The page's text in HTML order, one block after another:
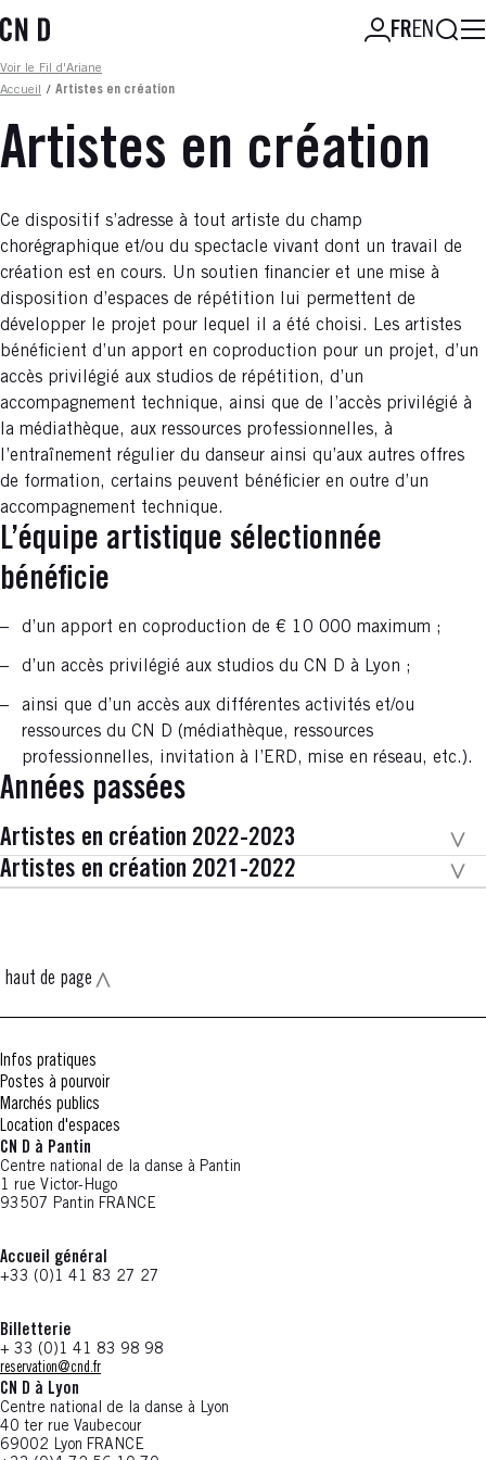
au
principal
FREN
Fil d'ariane
Voir le Fil d'Ariane
Accueil
/ Artistes en création
Artistes en création
Ce dispositif s’adresse à tout artiste du champ
chorégraphique et/ou du spectacle vivant dont un travail de
création est en cours. Un soutien financier et une mise à
disposition d’espaces de répétition lui permettent de
développer le projet pour lequel il a été choisi. Les artistes
bénéficient d’un apport en coproduction pour un projet, d’un
accès privilégié aux studios de répétition, d’un
accompagnement technique, ainsi que de l’accès privilégié à
la médiathèque, aux ressources professionnelles, à
l’entraînement régulier du danseur ainsi qu’aux autres offres
de formation, certains peuvent bénéficier en outre d’un
accompagnement technique.
L’équipe artistique sélectionnée
bénéficie
d’un apport en coproduction de € 10 000 maximum ;
d’un accès privilégié aux studios du CN D à Lyon ;
ainsi que d’un accès aux différentes activités et/ou
ressources du CN D (médiathèque, ressources
professionnelles, invitation à l’ERD, mise en réseau, etc.).
Années passées
Artistes en création 2022-2023
Artistes en création 2021-2022
haut de page
Infos pratiques
Postes à pourvoir
Marchés publics
Location d'espaces
CN D à Pantin
Centre national de la danse à Pantin
1 rue Victor-Hugo
93507 Pantin FRANCE
Accueil général
+33 (0)1 41 83 27 27
Billetterie
+ 33 (0)1 41 83 98 98
reservation@cnd.fr
CN D à Lyon
Centre national de la danse à Lyon
40 ter rue Vaubecour
69002 Lyon FRANCE